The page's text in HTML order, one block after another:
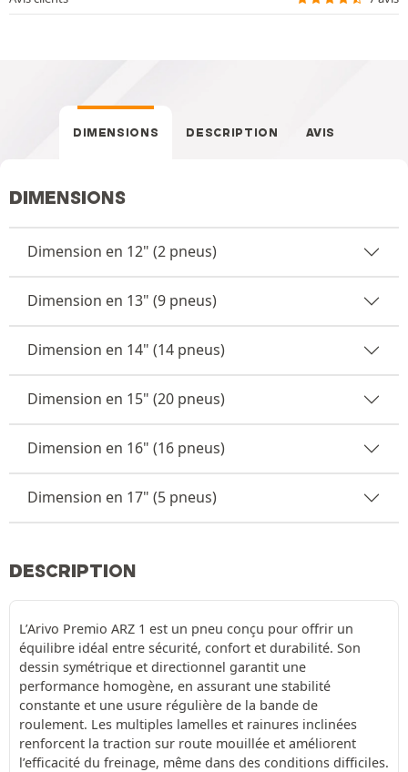
DIMENSIONS DESCRIPTION AVIS
DIMENSIONS
Dimension en 12" (2 pneus)
Dimension en 13" (9 pneus)
Dimension en 14" (14 pneus)
Dimension en 15" (20 pneus)
Dimension en 16" (16 pneus)
Dimension en 17" (5 pneus)
DESCRIPTION
L’Arivo Premio ARZ 1 est un pneu conçu pour offrir un
équilibre idéal entre sécurité, confort et durabilité. Son
dessin symétrique et directionnel garantit une
performance homogène, en assurant une stabilité
constante et une usure régulière de la bande de
roulement. Les multiples lamelles et rainures inclinées
renforcent la traction sur route mouillée et améliorent
l’efficacité du freinage, même dans des conditions difficiles.